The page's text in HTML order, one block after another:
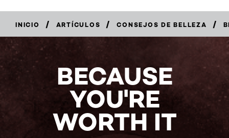
INICIO / ARTÍCULOS / CONSEJOS DE BELLEZA /
BECAUSE
YOU'RE
WORTH IT